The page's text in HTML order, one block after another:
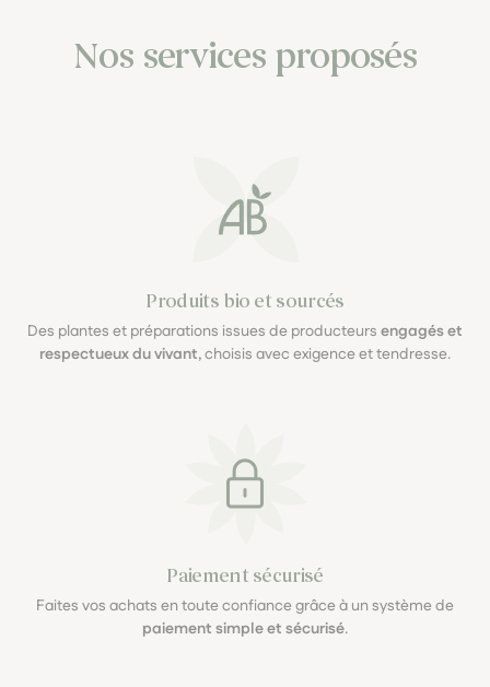
Nos services proposés
Produits bio et sourcés
Des plantes et préparations issues de producteurs engagés et
respectueux du vivant, choisis avec exigence et tendresse.
Paiement sécurisé
Faites vos achats en toute confiance grâce à un système de
paiement simple et sécurisé.